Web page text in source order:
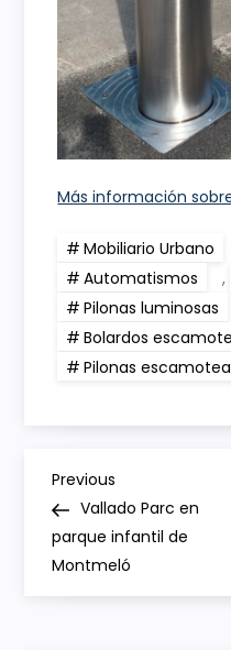
Más información
Mobiliario Urbano
Automatismos
,
Pilonas luminosas
Bolardos
Pilonas
N
a
v
Previous
Post
Previous
Vallado Parc en
parque infantil de
Montmeló